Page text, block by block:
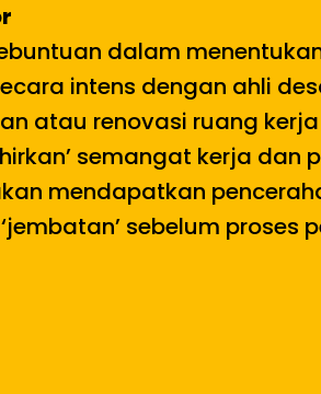
dalam
intens dengan ahli
atau renovasi ruang
semangat kerja dan
mendapatkan
sebelum proses